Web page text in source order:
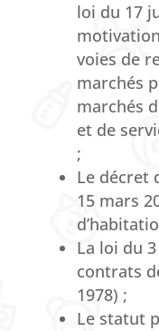
loi du 17
voies de
marchés
marchés
et de
;
Le décret
15 mars
La loi du
contrats
1978) ;
Le statut